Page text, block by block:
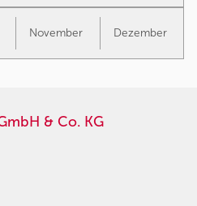
November Dezember
& Co. KG